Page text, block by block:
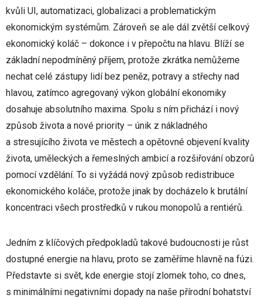
kvůli UI, automatizaci, globalizaci a problematickým
ekonomickým systémům. Zároveň se ale dál zvětší celkový
ekonomický koláč – dokonce i v přepočtu na hlavu. Blíží se
základní nepodmíněný příjem, protože zkrátka nemůžeme
nechat celé zástupy lidí bez peněz, potravy a střechy nad
hlavou, zatímco agregovaný výkon globální ekonomiky
dosahuje absolutního maxima. Spolu s ním přichází i nový
způsob života a nové priority – únik z nákladného
a stresujícího života ve městech a opětovné objevení kvality
života, uměleckých a řemeslných ambicí a rozšiřování obzorů
pomocí vzdělání. To si vyžádá nový způsob redistribuce
ekonomického koláče, protože jinak by docházelo k brutální
koncentraci všech prostředků v rukou monopolů a rentiérů.
Jedním z klíčových předpokladů takové budoucnosti je růst
dostupné energie na hlavu, proto se zaměříme hlavně na fúzi.
Představte si svět, kde energie stojí zlomek toho, co dnes,
s minimálními negativními dopady na naše přírodní bohatství